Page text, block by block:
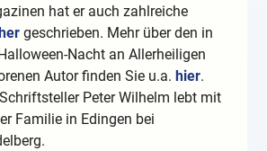
hat er auch zahlreiche
geschrieben. Mehr über den in
Nacht an Allerheiligen
Autor finden Sie u.a. hier.
Peter Wilhelm lebt mit
Familie in Edingen bei